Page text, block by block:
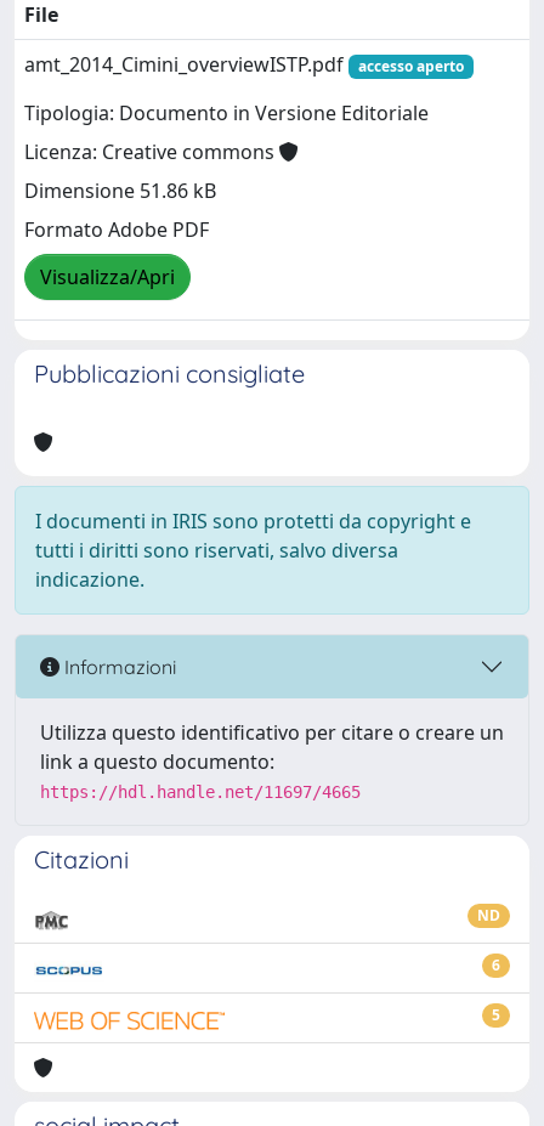
File
amt_2014_Cimini_overviewISTP.pdf
accesso aperto
Tipologia: Documento in Versione Editoriale
Licenza: Creative commons
Dimensione 51.86 kB
Formato Adobe PDF
Visualizza/Apri
Pubblicazioni consigliate
I documenti in IRIS sono protetti da copyright e
tutti i diritti sono riservati, salvo diversa
indicazione.
Informazioni
Utilizza questo identificativo per citare o creare un
link a questo documento:
https://hdl.handle.net/11697/4665
Citazioni
ND
6
5